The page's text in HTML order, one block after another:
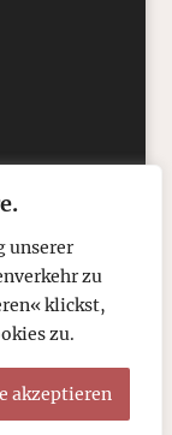
unserer
zu
klickst,
zu.
akzeptieren